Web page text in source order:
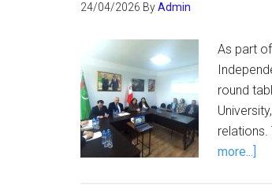
24/04/2026 ByAdmin
As part
round
more...]